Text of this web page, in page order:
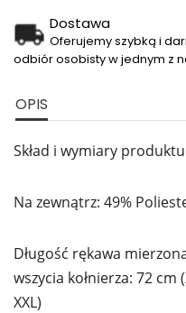
Dostawa
Oferujemy szybką i
odbiór osobisty w jednym z
OPIS
Skład i wymiary
Na zewnątrz: 49%
Długość rękawa
wszycia kołnierza: 72 cm
XXL)